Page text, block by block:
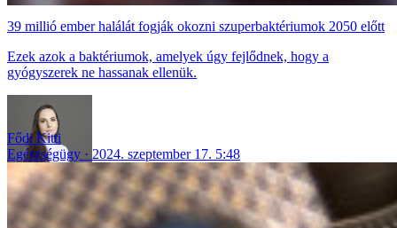
39 millió ember halálát fogják okozni szuperbaktériumok 2050 előtt
Ezek azok a baktériumok, amelyek úgy fejlődnek, hogy a
gyógyszerek ne hassanak ellenük.
Fődi Kitti
Egészségügy
2024. szeptember 17. 5:48